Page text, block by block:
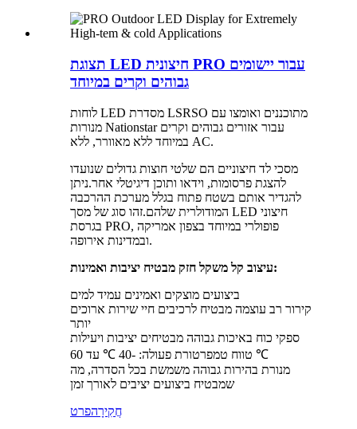
תצוגת LED חיצונית PRO עבור יישומים
גבוהים וקרים במיוחד
לוחות LED מסדרת LSRSO מתוכננים ואומצו עם
מנורות Nationstar עבור אזורים גבוהים וקרים
במיוחד ללא מאוורר, ללא AC.
מסכי לד חיצוניים הם שלטי חוצות גדולים שנועדו
להצגת פרסומות, וידאו ותוכן דיגיטלי אחר.ניתן
להגדיר אותם בשטח פתוח בגלל מערכת ההרכבה
המודולרית שלהם.זהו סוג של מסך LED חיצוני
בגרסת PRO, פופולרי במיוחד בצפון אמריקה
ובמדינות אירופה.
עיצוב קל משקל חזק מבטיח יציבות ואמינות:
ביצועים מוצקים ואמינים עמיד למים
קירור רב עוצמה מבטיח לרכיבים חיי שירות ארוכים
יותר
ספקי כוח באיכות גבוהה מבטיחים יציבות ויעילות
טווח טמפרטורת פעולה: -40 ℃ עד 60 ℃
מנורת בהירות גבוהה משמשת בכל הסדרה, מה
שמבטיח ביצועים יציבים לאורך זמן
חֲקִירָהפרט